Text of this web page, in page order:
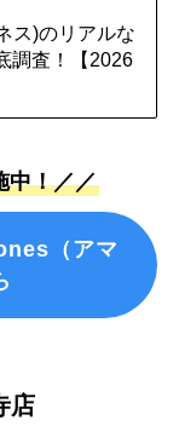
ス)のリアルな
調査！【2026
中！／／
（アマ
店